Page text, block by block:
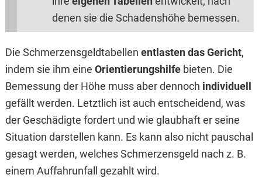
denen sie die Schadenshöhe bemessen.
Die Schmerzensgeldtabellen entlasten das Gericht,
indem sie ihm eine Orientierungshilfebieten. Die
Bemessung der Höhe muss aber dennoch individuell
gefällt werden. Letztlich ist auch entscheidend, was
der Geschädigte fordert und wie glaubhaft er seine
Situation darstellen kann. Es kann also nicht pauschal
gesagt werden, welches Schmerzensgeld nach z. B.
einem Auffahrunfall gezahlt wird.